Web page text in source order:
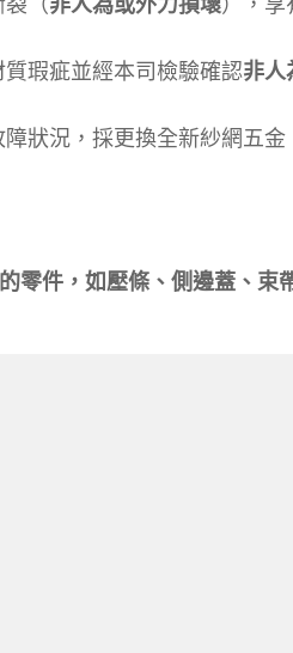
瑕疵並經本司檢驗確認非人
狀況，採更換全新紗網五金
零件，如壓條、側邊蓋、束